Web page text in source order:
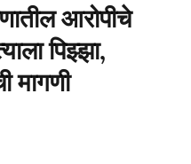
आरोपीचे
पिझ्झा,
मागणी